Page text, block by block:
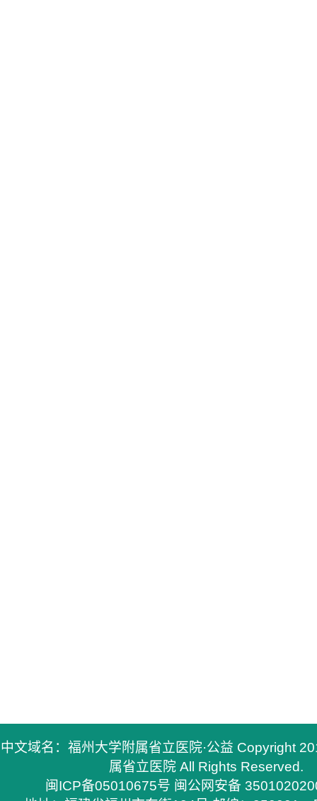
中文域名：福州大学附属省立医院·公益 Copyright
属省立医院 All Rights Reserved.
闽ICP备05010675号 闽公网安备